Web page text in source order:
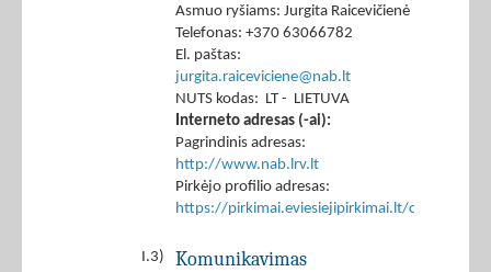
Asmuo ryšiams: Jurgita Raicevičienė
Telefonas: +370 63066782
El. paštas:
jurgita.raiceviciene@nab.lt
NUTS kodas: LT - LIETUVA
Interneto adresas (-ai):
Pagrindinis adresas:
http://www.nab.lrv.lt
Pirkėjo profilio adresas:
https://pirkimai.eviesiejipirkimai.lt/ctm/
I.3) Komunikavimas